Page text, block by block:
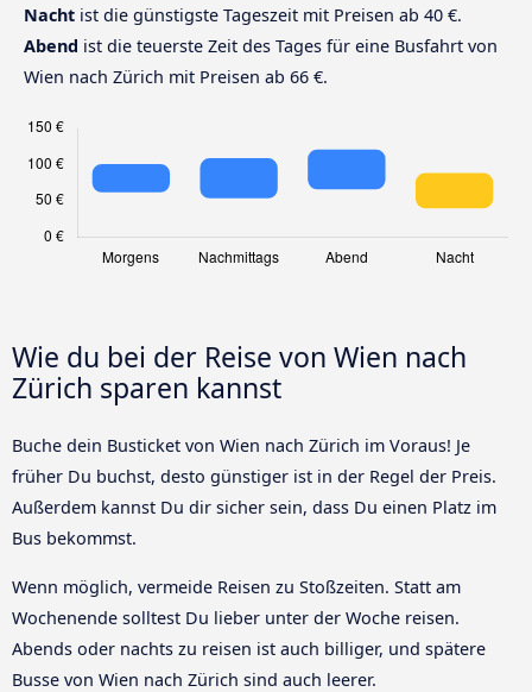
Nacht ist die günstigste Tageszeit mit Preisen ab 40 €.
Abend ist die teuerste Zeit des Tages für eine Busfahrt von
Wien nach Zürich mit Preisen ab 66 €.
Wie du bei der Reise von Wien nach
Zürich sparen kannst
Buche dein Busticket von Wien nach Zürich im Voraus! Je
früher Du buchst, desto günstiger ist in der Regel der Preis.
Außerdem kannst Du dir sicher sein, dass Du einen Platz im
Bus bekommst.
Wenn möglich, vermeide Reisen zu Stoßzeiten. Statt am
Wochenende solltest Du lieber unter der Woche reisen.
Abends oder nachts zu reisen ist auch billiger, und spätere
Busse von Wien nach Zürich sind auch leerer.